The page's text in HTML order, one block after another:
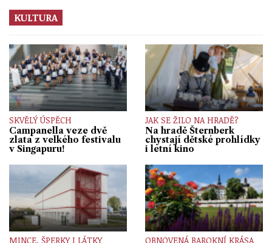
KULTURA
SKVĚLÝ ÚSPĚCH
Campanella veze dvě
zlata z velkého festivalu
v Singapuru!
JAK SE ŽILO NA HRADĚ?
Na hradě Šternberk
chystají dětské prohlídky
i letní kino
MINCE, ŠPERKY I LÁTKY OBNOVENÁ BAROKNÍ KRÁSA